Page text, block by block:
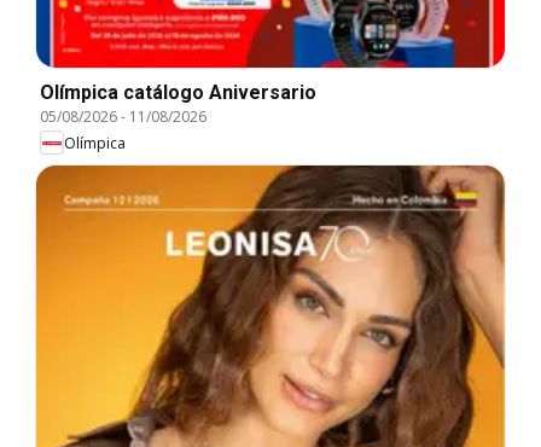
Olímpica catálogo Aniversario
05/08/2026- 11/08/2026
Olímpica